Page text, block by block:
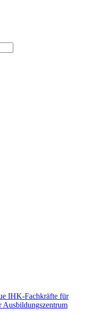
IHK-Fachkräfte für
Ausbildungszentrum